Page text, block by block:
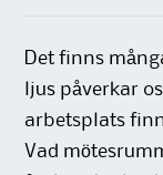
Det finns
ljus påverkar
arbetsplats
Vad